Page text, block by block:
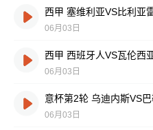
西甲 塞维利亚VS比利亚
06月03日
西甲 西班牙人VS瓦伦西
06月03日
意杯第2轮 乌迪内斯VS
06月03日